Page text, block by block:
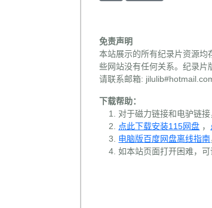
免责声明
本站展示的所有纪录片资源
些网站没有任何关系。纪录片
请联系邮箱:
下载帮助：
对于磁力链接和电驴链
点此下载安装115网盘 ，
电脑版百度网盘离线指南
如本站页面打开困难，